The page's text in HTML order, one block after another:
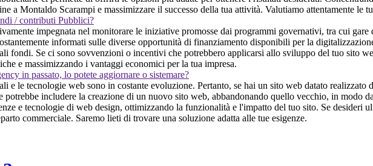
a Montaldo Scarampi e massimizzare il successo della tua attività. Valutiamo attentamente le
/ contributi Pubblici?
impegnata nel monitorare le iniziative promosse dai programmi governativi, tra cui
informati sulle diverse opportunità di finanziamento disponibili per la
fondi. Se ci sono sovvenzioni o incentivi che potrebbero applicarsi allo sviluppo del tuo sito
e massimizzando i vantaggi economici per la tua impresa.
in passato, lo potete aggiornare o sistemare?
e le tecnologie web sono in costante evoluzione. Pertanto, se hai un sito web datato
potrebbe includere la creazione di un nuovo sito web, abbandonando quello vecchio, in modo
e tecnologie di web design, ottimizzando la funzionalità e l'impatto del tuo sito. Se desideri
commerciale. Saremo lieti di trovare una soluzione adatta alle tue esigenze.